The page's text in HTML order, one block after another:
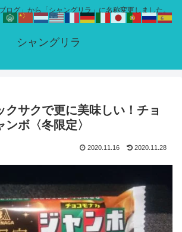
ログ」から「シャングリラ」に名称変更しました。
シャングリラ
クサクで更に美味しい！チョ
ンボ〈冬限定〉
2020.11.16 2020.11.28